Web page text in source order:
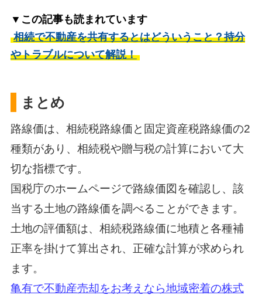
▼この記事も読まれています
相続で不動産を共有するとはどういうこと？持分
やトラブルについて解説！
まとめ
路線価は、相続税路線価と固定資産税路線価の2
種類があり、相続税や贈与税の計算において大
切な指標です。
国税庁のホームページで路線価図を確認し、該
当する土地の路線価を調べることができます。
土地の評価額は、相続税路線価に地積と各種補
正率を掛けて算出され、正確な計算が求められ
ます。
亀有で不動産売却をお考えなら地域密着の株式